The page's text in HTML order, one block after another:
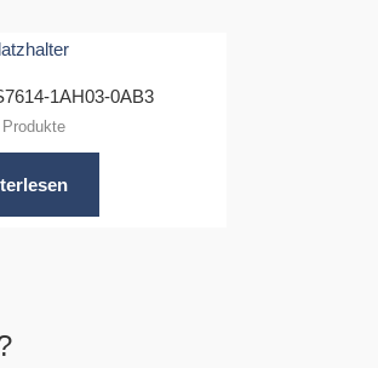
1AH03-0AB3